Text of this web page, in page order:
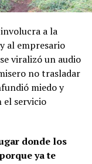
Ese
público y el
aseguró.
Asuntos
del desalojo
del ministerio
Público
de la parte
y un
a la
al empresario
viralizó un audio
no trasladar
miedo y
el servicio
donde los
ya te